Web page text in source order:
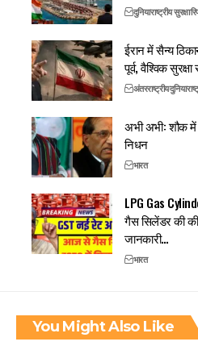
दुनियाराष्ट्रीय सुरक्षा
ईरान में सैन्य
पूर्व, वैश्विक
अंतरराष्ट्रीयदुनिया
अभी अभी: शौक में
निधन
भारत
LPG Gas
गैस सिलेंडर की
जानकारी…
भारत
You Might Also Like